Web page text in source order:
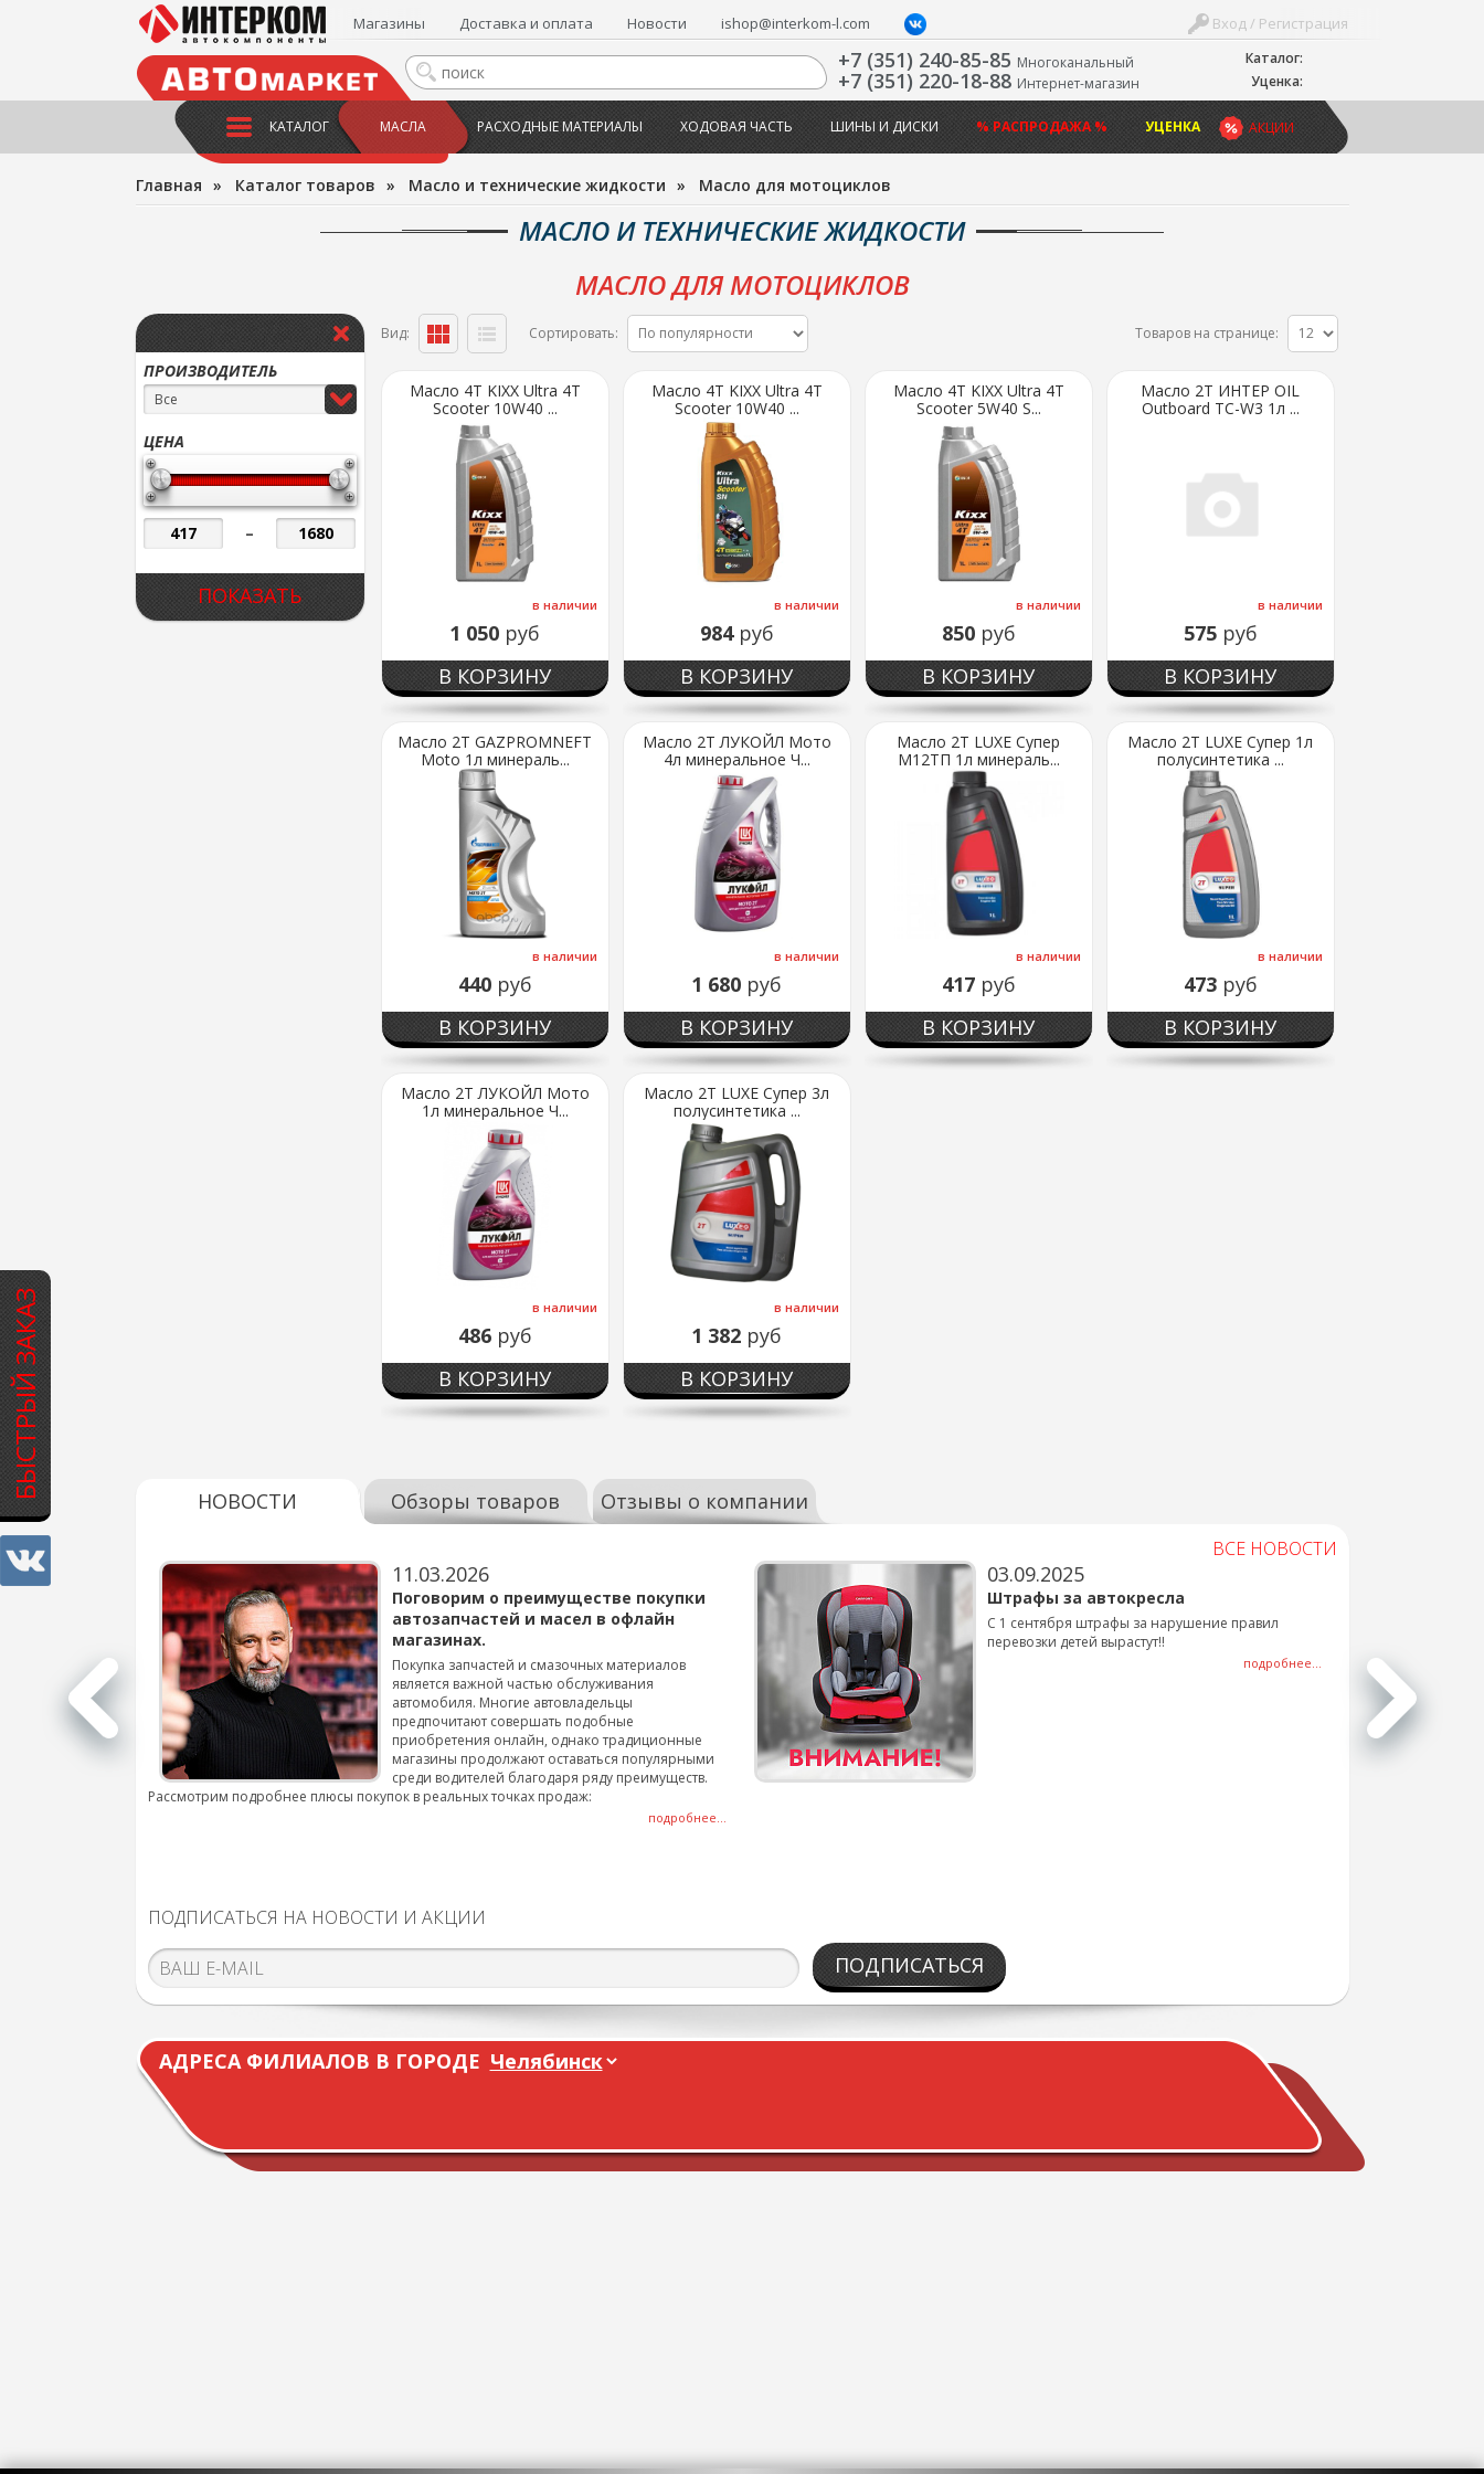
БЫСТРЫЙ ЗАКАЗ
Каталог:
Уценка:
Вход / Регистрация
Магазины Доставка и оплата Новости ishop@interkom-l.com
+7 (351) 240-85-85 Многоканальный
+7 (351) 220-18-88 Интернет-магазин
АКЦИИ
КАТАЛОГ МАСЛА РАСХОДНЫЕ МАТЕРИАЛЫ ХОДОВАЯ ЧАСТЬ ШИНЫ И ДИСКИ % РАСПРОДАЖА % УЦЕНКА
Главная » Каталог товаров » Масло и технические жидкости » Масло для мотоциклов
МАСЛО И ТЕХНИЧЕСКИЕ ЖИДКОСТИ
МАСЛО ДЛЯ МОТОЦИКЛОВ
ПРОИЗВОДИТЕЛЬ
Все
ЦЕНА
–
Вид: Сортировать: Товаров на странице:
Масло 4Т KIXX Ultra 4T
Scooter 10W40 ...
в наличии
1 050 руб
В КОРЗИНУ
Масло 4Т KIXX Ultra 4T
Scooter 10W40 ...
в наличии
984 руб
В КОРЗИНУ
Масло 4Т KIXX Ultra 4T
Scooter 5W40 S...
в наличии
850 руб
В КОРЗИНУ
Масло 2Т ИНТЕР OIL
Outboard TC-W3 1л ...
в наличии
575 руб
В КОРЗИНУ
Масло 2Т GAZPROMNEFT
Moto 1л минераль...
в наличии
440 руб
В КОРЗИНУ
Масло 2Т ЛУКОЙЛ Мото
4л минеральное Ч...
в наличии
1 680 руб
В КОРЗИНУ
Масло 2Т LUXE Супер
М12ТП 1л минераль...
в наличии
417 руб
В КОРЗИНУ
Масло 2Т LUXE Супер 1л
полусинтетика ...
в наличии
473 руб
В КОРЗИНУ
Масло 2Т ЛУКОЙЛ Мото
1л минеральное Ч...
в наличии
486 руб
В КОРЗИНУ
Масло 2Т LUXE Супер 3л
полусинтетика ...
в наличии
1 382 руб
В КОРЗИНУ
НОВОСТИ Обзоры товаров Отзывы о компании
ВСЕ НОВОСТИ
подробнее...
11.03.2026
Поговорим о преимуществе покупки
автозапчастей и масел в офлайн
магазинах.
Покупка запчастей и смазочных материалов
является важной частью обслуживания
автомобиля. Многие автовладельцы
предпочитают совершать подобные
приобретения онлайн, однако традиционные
магазины продолжают оставаться популярными
среди водителей благодаря ряду преимуществ.
Рассмотрим подробнее плюсы покупок в реальных точках продаж:
подробнее...
03.09.2025
Штрафы за автокресла
С 1 сентября штрафы за нарушение правил
перевозки детей вырастут!!
подробнее...
ПОДПИСАТЬСЯ НА НОВОСТИ И АКЦИИ
ПОДПИСАТЬСЯ
АДРЕСА ФИЛИАЛОВ В ГОРОДЕ